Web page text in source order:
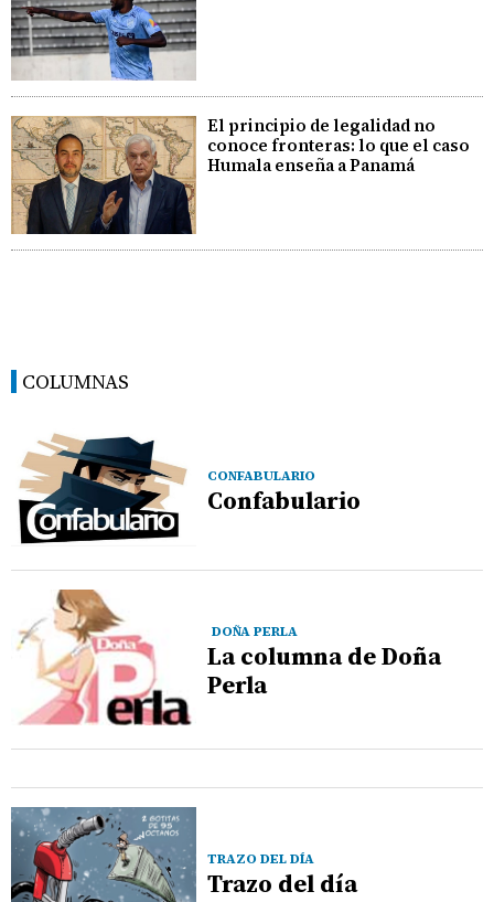
El principio de legalidad no
conoce fronteras: lo que el caso
Humala enseña a Panamá
COLUMNAS
CONFABULARIO
Confabulario
DOÑA PERLA
La columna de Doña
Perla
TRAZO DEL DÍA
Trazo del día